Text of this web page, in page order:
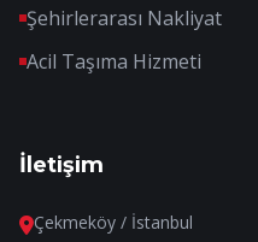
Şehirlerarası Nakliyat
Acil Taşıma Hizmeti
İletişim
Çekmeköy / İstanbul